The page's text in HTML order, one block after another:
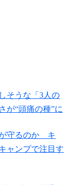
そうな「3人の
が“頭痛の種”に
が守るのか キ
ャンプで注目す